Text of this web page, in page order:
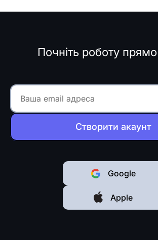
Почніть роботу
Створити акаунт
Google
Apple